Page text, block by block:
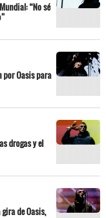
“No sé
por Oasis para
drogas y el
de Oasis,